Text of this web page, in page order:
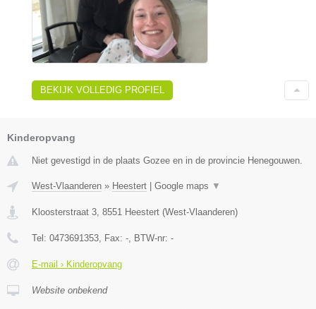
BEKIJK VOLLEDIG PROFIEL
Kinderopvang
Niet gevestigd in de plaats Gozee en in de provincie Henegouwen.
West-Vlaanderen » Heestert Google maps ▼
Kloosterstraat 3 8551 Heestert (West-Vlaanderen)
Tel: 0473691353 , Fax: - , BTW-nr: -
E-mail › Kinderopvang
Website onbekend